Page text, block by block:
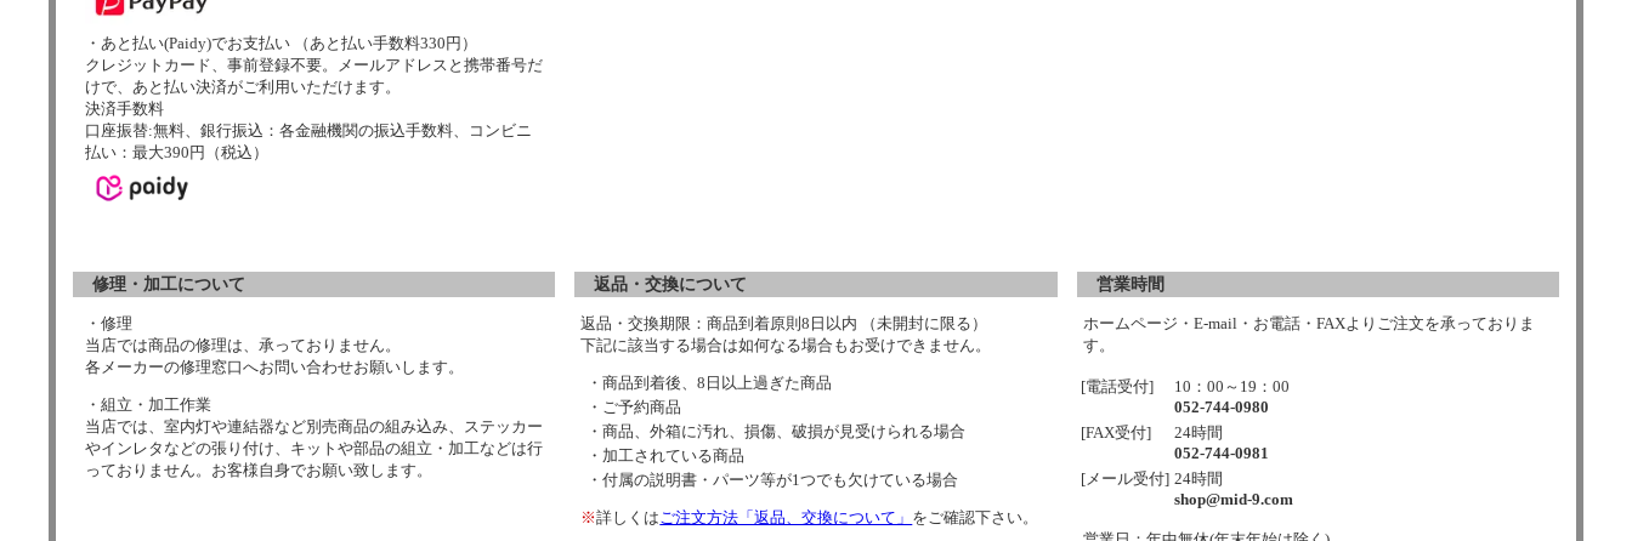
・あと払い(Paidy)でお支払い （あと払い手数料330円）
クレジットカード、事前登録不要。メールアドレスと携帯番号だ
けで、あと払い決済がご利用いただけます。
決済手数料
口座振替:無料、銀行振込：各金融機関の振込手数料、コンビニ
払い：最大390円（税込）
修理・加工について
・修理
当店では商品の修理は、承っておりません。
各メーカーの修理窓口へお問い合わせお願いします。
・組立・加工作業
当店では、室内灯や連結器など別売商品の組み込み、ステッカー
やインレタなどの張り付け、キットや部品の組立・加工などは行
っておりません。お客様自身でお願い致します。
返品・交換について
返品・交換期限：商品到着原則8日以内 （未開封に限る）
下記に該当する場合は如何なる場合もお受けできません。
・商品到着後、8日以上過ぎた商品
・ご予約商品
・商品、外箱に汚れ、損傷、破損が見受けられる場合
・加工されている商品
・付属の説明書・パーツ等が1つでも欠けている場合
※詳しくはご注文方法「返品、交換について」 をご確認下さい。
営業時間
ホームページ・E-mail・お電話・FAXよりご注文を承っておりま
す。
[電話受付]
10：00～19：00
052-744-0980
[FAX受付]
24時間
052-744-0981
[メール受付] 24時間
shop@mid-9.com